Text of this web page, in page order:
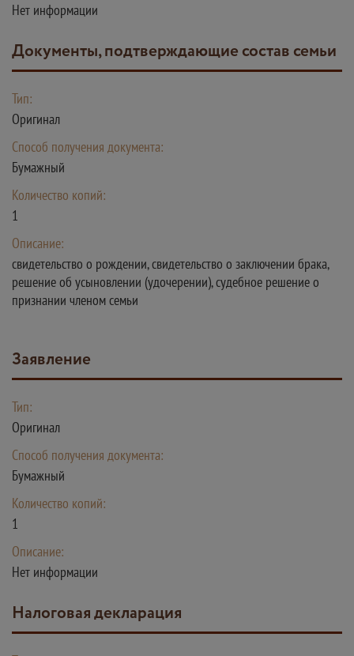
Нет информации
документы, подтверждающие состав семьи
Тип:
Оригинал
Способ получения документа:
Бумажный
Количество копий:
1
Описание:
свидетельство о рождении, свидетельство о заключении брака,
решение об усыновлении (удочерении), судебное решение о
признании членом семьи
заявление
Тип:
Оригинал
Способ получения документа:
Бумажный
Количество копий:
1
Описание:
Нет информации
налоговая декларация